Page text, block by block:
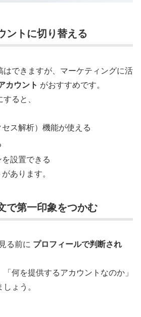
トに切り替える
できますが、マーケティングに活
カウント がおすすめです。
ると、
ス解析）機能が使える
設置できる
あります。
第一印象をつかむ
る前に プロフィールで判断され
何を提供するアカウントなのか」
ょう。